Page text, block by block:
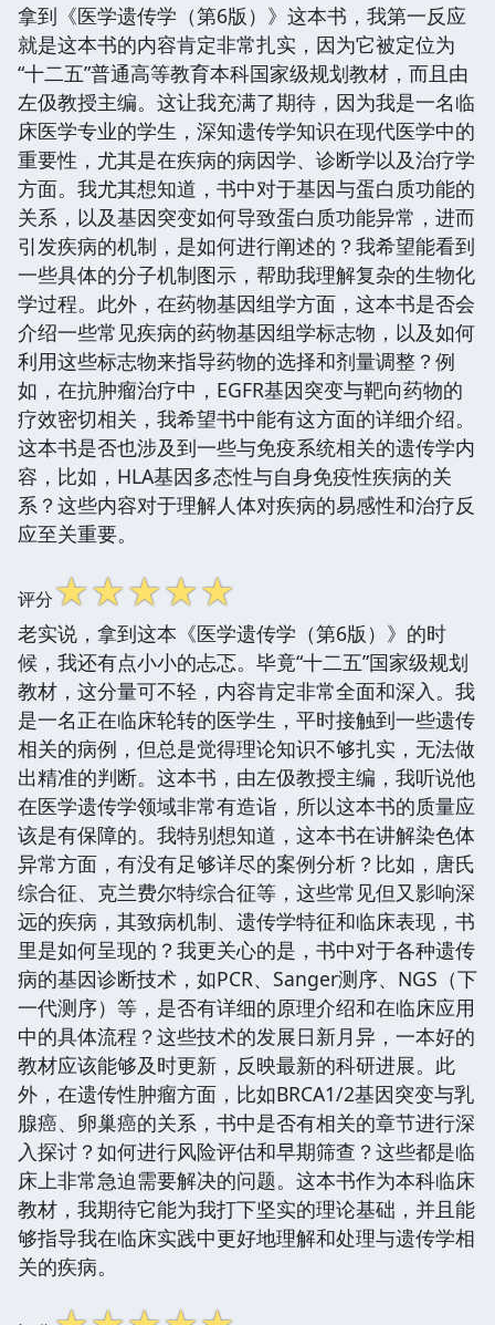
拿到《医学遗传学（第6版）》这本书，我第一反应
就是这本书的内容肯定非常扎实，因为它被定位为
“十二五”普通高等教育本科国家级规划教材，而且由
左伋教授主编。这让我充满了期待，因为我是一名临
床医学专业的学生，深知遗传学知识在现代医学中的
重要性，尤其是在疾病的病因学、诊断学以及治疗学
方面。我尤其想知道，书中对于基因与蛋白质功能的
关系，以及基因突变如何导致蛋白质功能异常，进而
引发疾病的机制，是如何进行阐述的？我希望能看到
一些具体的分子机制图示，帮助我理解复杂的生物化
学过程。此外，在药物基因组学方面，这本书是否会
介绍一些常见疾病的药物基因组学标志物，以及如何
利用这些标志物来指导药物的选择和剂量调整？例
如，在抗肿瘤治疗中，EGFR基因突变与靶向药物的
疗效密切相关，我希望书中能有这方面的详细介绍。
这本书是否也涉及到一些与免疫系统相关的遗传学内
容，比如，HLA基因多态性与自身免疫性疾病的关
系？这些内容对于理解人体对疾病的易感性和治疗反
应至关重要。
评分☆☆☆☆☆
老实说，拿到这本《医学遗传学（第6版）》的时
候，我还有点小小的忐忑。毕竟“十二五”国家级规划
教材，这分量可不轻，内容肯定非常全面和深入。我
是一名正在临床轮转的医学生，平时接触到一些遗传
相关的病例，但总是觉得理论知识不够扎实，无法做
出精准的判断。这本书，由左伋教授主编，我听说他
在医学遗传学领域非常有造诣，所以这本书的质量应
该是有保障的。我特别想知道，这本书在讲解染色体
异常方面，有没有足够详尽的案例分析？比如，唐氏
综合征、克兰费尔特综合征等，这些常见但又影响深
远的疾病，其致病机制、遗传学特征和临床表现，书
里是如何呈现的？我更关心的是，书中对于各种遗传
病的基因诊断技术，如PCR、Sanger测序、NGS（下
一代测序）等，是否有详细的原理介绍和在临床应用
中的具体流程？这些技术的发展日新月异，一本好的
教材应该能够及时更新，反映最新的科研进展。此
外，在遗传性肿瘤方面，比如BRCA1/2基因突变与乳
腺癌、卵巢癌的关系，书中是否有相关的章节进行深
入探讨？如何进行风险评估和早期筛查？这些都是临
床上非常急迫需要解决的问题。这本书作为本科临床
教材，我期待它能为我打下坚实的理论基础，并且能
够指导我在临床实践中更好地理解和处理与遗传学相
关的疾病。